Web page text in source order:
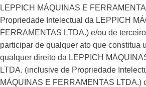
LEPPICH MÁQUINAS E
Propriedade Intelectual da LEPPICH
FERRAMENTAS LTDA.) e/ou de
participar de qualquer ato que constitua
qualquer direito da LEPPICH
LTDA. (inclusive de Propriedade
MÁQUINAS E FERRAMENTAS LTDA.)